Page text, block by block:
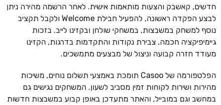
חדשים, קאשבק והצעות מותאמות אישית. לאחר הרשמה מהירה ניתן
לבצע הפקדה ראשונה, להפעיל חבילת Welcome ולקבל תקציב
נוסף למשחק במשבצות, במשחקי שולחן ובקזינו לייב. בזכות
גיימיפיקציה חכמה, צבירת נקודות והתקדמות בדרגות, הקזינו
מעודד חזרה קבועה וניצול של מבצעים מתמשכים.
הפלטפורמה של Casoo תומכת באמצעי תשלום נוחים, משיכות
מהירות ושירות לקוחות זמין מסביב לשעון. המשחקים נגישים גם
במחשב וגם במובייל, והאתר מתעדכן באופן קבוע במשבצות חדשות